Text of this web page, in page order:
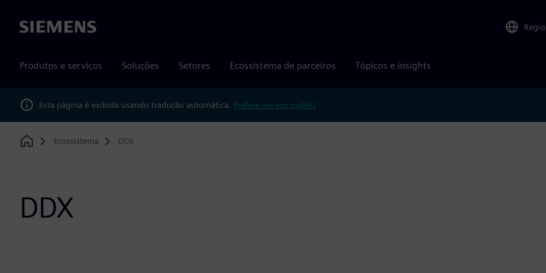
Siemens
Produtos e serviços Soluções Setores Ecossistema de parceiros Tópicos e insights
Esta página é exibida usando tradução automática. Prefere ver em inglês?
Home
Ecossistema DDX
DDX